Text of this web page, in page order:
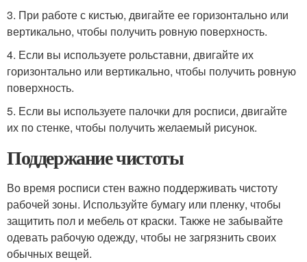
3. При работе с кистью, двигайте ее горизонтально или
вертикально, чтобы получить ровную поверхность.
4. Если вы используете рольставни, двигайте их
горизонтально или вертикально, чтобы получить ровную
поверхность.
5. Если вы используете палочки для росписи, двигайте
их по стенке, чтобы получить желаемый рисунок.
Поддержание чистоты
Во время росписи стен важно поддерживать чистоту
рабочей зоны. Используйте бумагу или пленку, чтобы
защитить пол и мебель от краски. Также не забывайте
одевать рабочую одежду, чтобы не загрязнить своих
обычных вещей.